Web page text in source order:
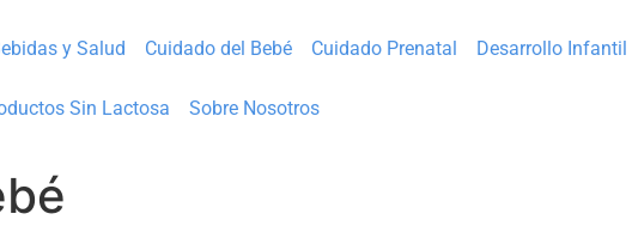
y Salud Cuidado del Bebé Cuidado Prenatal Desarrollo Infantil
Sin Lactosa Sobre Nosotros